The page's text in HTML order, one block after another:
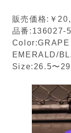
販売価格:￥
品番:136027-
EMERALD/
Size:26.5〜